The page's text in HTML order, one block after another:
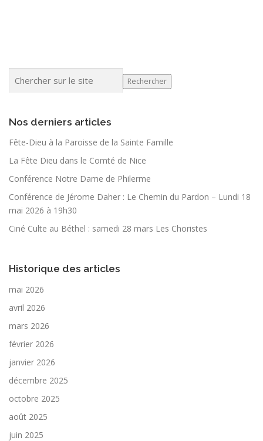
Rechercher
Nos derniers articles
Fête-Dieu à la Paroisse de la Sainte Famille
La Fête Dieu dans le Comté de Nice
Conférence Notre Dame de Philerme
Conférence de Jérome Daher : Le Chemin du Pardon – Lundi 18
mai 2026 à 19h30
Ciné Culte au Béthel : samedi 28 mars Les Choristes
Historique des articles
mai 2026
avril 2026
mars 2026
février 2026
janvier 2026
décembre 2025
octobre 2025
août 2025
juin 2025